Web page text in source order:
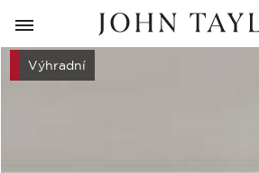
ZPĚT
Výhradní